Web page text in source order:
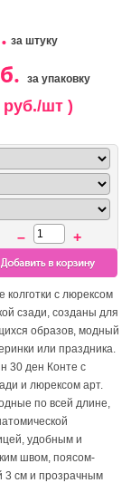
за штуку
за упаковку
руб./шт )
– +
колготки с люрексом
сзади, созданы для
образов, модный
или праздника.
30 ден Конте с
и люрексом арт.
по всей длине,
удобным и
швом, поясом-
3 см и прозрачным